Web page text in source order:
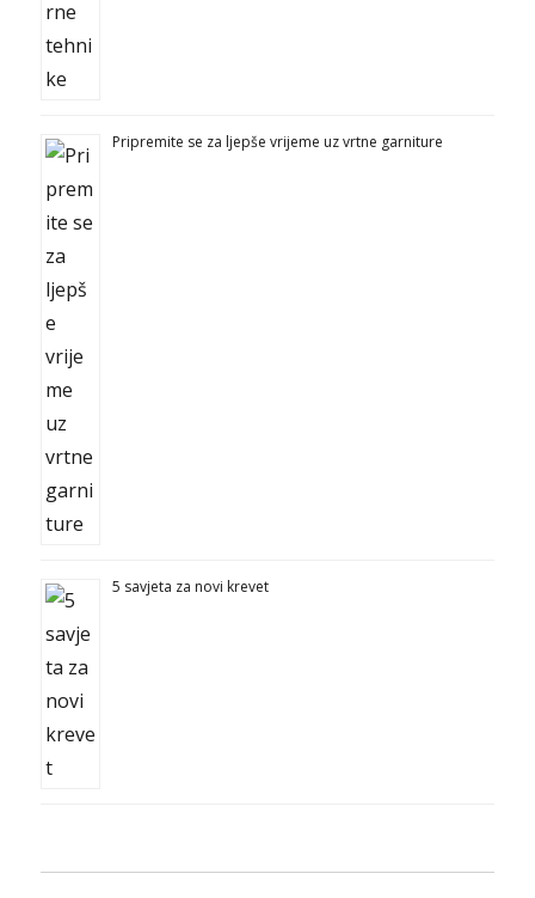
Pripremite se za ljepše vrijeme uz vrtne garniture
5 savjeta za novi krevet